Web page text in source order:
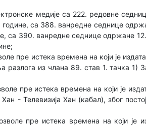
медије са 222. редовне
са 388. ванредне седнице
са 390. ванредне седнице одржане
пре истека времена на који је
разлога из члана 89. став 1. тачка 1)
пре истека времена на који је
- Телевизија Хан (кабал), због
пре истека времена на који је